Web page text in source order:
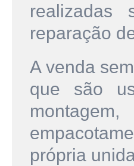
realizadas
reparação
A venda
que são
própria